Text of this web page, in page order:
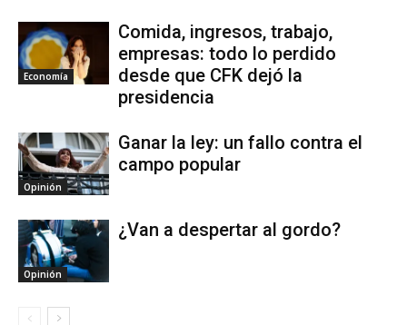
Economía
Comida, ingresos, trabajo,
empresas: todo lo perdido
desde que CFK dejó la
presidencia
Opinión
Ganar la ley: un fallo contra el
campo popular
Opinión
¿Van a despertar al gordo?